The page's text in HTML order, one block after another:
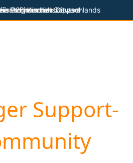
technischer Support
innerhalb Deutschlands
Programmiersoftware
B2B-Kunden
Support-